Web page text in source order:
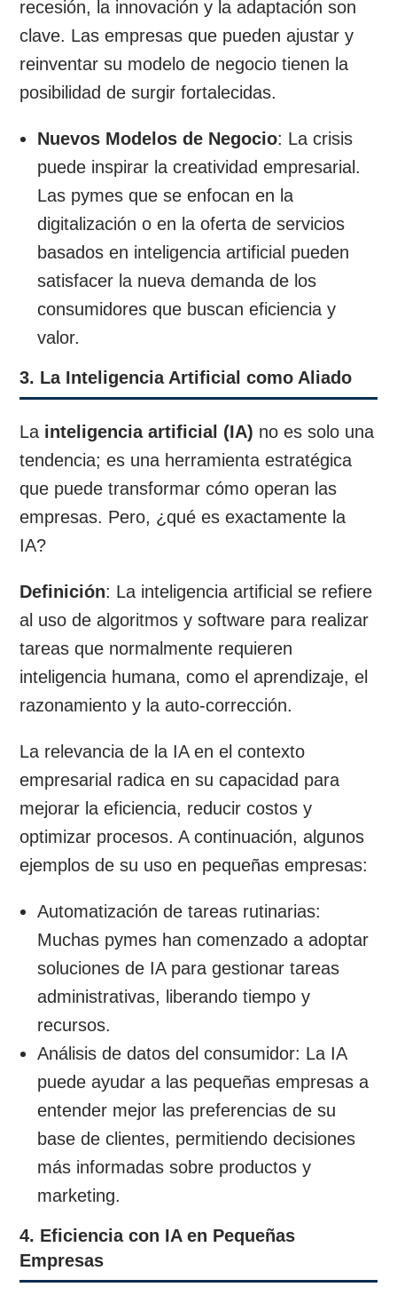
recesión, la innovación y la adaptación son
clave. Las empresas que pueden ajustar y
reinventar su modelo de negocio tienen la
posibilidad de surgir fortalecidas.
Nuevos Modelos de Negocio: La crisis
puede inspirar la creatividad empresarial.
Las pymes que se enfocan en la
digitalización o en la oferta de servicios
basados en inteligencia artificial pueden
satisfacer la nueva demanda de los
consumidores que buscan eficiencia y
valor.
3. La Inteligencia Artificial como Aliado
La inteligencia artificial (IA) no es solo una
tendencia; es una herramienta estratégica
que puede transformar cómo operan las
empresas. Pero, ¿qué es exactamente la
IA?
Definición: La inteligencia artificial se refiere
al uso de algoritmos y software para realizar
tareas que normalmente requieren
inteligencia humana, como el aprendizaje, el
razonamiento y la auto-corrección.
La relevancia de la IA en el contexto
empresarial radica en su capacidad para
mejorar la eficiencia, reducir costos y
optimizar procesos. A continuación, algunos
ejemplos de su uso en pequeñas empresas:
Automatización de tareas rutinarias:
Muchas pymes han comenzado a adoptar
soluciones de IA para gestionar tareas
administrativas, liberando tiempo y
recursos.
Análisis de datos del consumidor: La IA
puede ayudar a las pequeñas empresas a
entender mejor las preferencias de su
base de clientes, permitiendo decisiones
más informadas sobre productos y
marketing.
4. Eficiencia con IA en Pequeñas
Empresas